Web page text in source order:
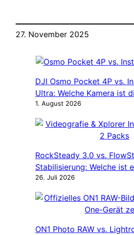
Fotoeditor mit KI-
Unterstützung
27. November 2025
DJI Osmo Pocket 4P vs.
Ultra: Welche Kamera ist
1. August 2026
RockSteady 3.0 vs.
Stabilisierung: Welche ist
26. Juli 2026
ON1 Photo RAW vs.